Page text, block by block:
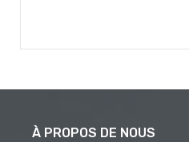
À PROPOS DE NOUS